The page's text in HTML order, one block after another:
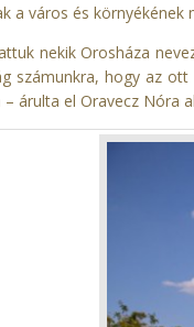
a város és
nekik Orosháza
számunkra, hogy az
– árulta el Oravecz Nóra